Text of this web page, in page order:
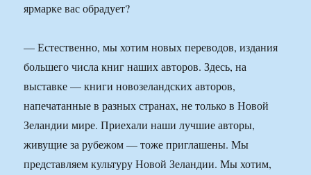
ярмарке вас обрадует?
— Естественно, мы хотим новых переводов, издания
большего числа книг наших авторов. Здесь, на
выставке — книги новозеландских авторов,
напечатанные в разных странах, не только в Новой
Зеландии мире. Приехали наши лучшие авторы,
живущие за рубежом — тоже приглашены. Мы
представляем культуру Новой Зеландии. Мы хотим,